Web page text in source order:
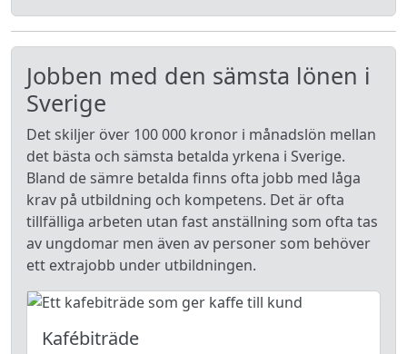
Jobben med den sämsta lönen i
Sverige
Det skiljer över 100 000 kronor i månadslön mellan
det bästa och sämsta betalda yrkena i Sverige.
Bland de sämre betalda finns ofta jobb med låga
krav på utbildning och kompetens. Det är ofta
tillfälliga arbeten utan fast anställning som ofta tas
av ungdomar men även av personer som behöver
ett extrajobb under utbildningen.
Kafébiträde